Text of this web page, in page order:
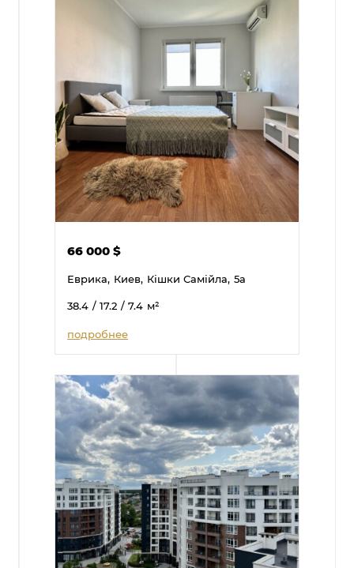
66 000$
Еврика, Киев, Кішки Самійла, 5а
38.4 / 17.2 / 7.4 м²
подробнее